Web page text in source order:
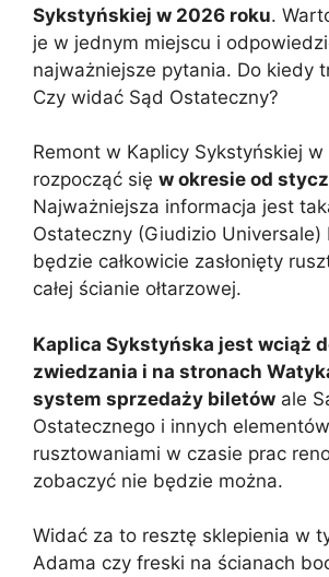
Sykstyńskiej w 2026 roku.
je w jednym miejscu i
najważniejsze pytania. Do kiedy
Czy widać Sąd Ostateczny?
Remont w Kaplicy Sykstyńskiej
rozpocząć się w okresie od
Najważniejsza informacja jest
Ostateczny (Giudizio Universale)
będzie całkowicie zasłonięty
całej ścianie ołtarzowej.
Kaplica Sykstyńska jest wciąż
zwiedzania i na stronach
system sprzedaży biletów ale
Ostatecznego i innych
rusztowaniami w czasie prac
zobaczyć nie będzie można.
Widać za to resztę sklepienia w
Adama czy freski na ścianach